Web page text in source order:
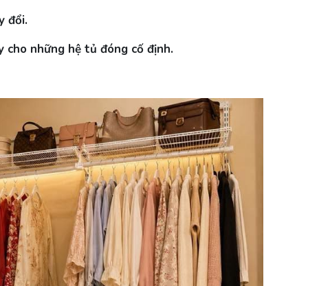
đổi.
cho những hệ tủ đóng cố định.